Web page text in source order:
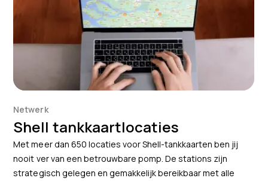
Netwerk
Shell tankkaartlocaties
Met meer dan 650 locaties voor Shell-tankkaarten ben jij
nooit ver van een betrouwbare pomp. De stations zijn
strategisch gelegen en gemakkelijk bereikbaar met alle